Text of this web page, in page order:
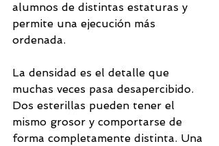
alumnos de distintas estaturas y
permite una ejecución más
ordenada.
La densidad es el detalle que
muchas veces pasa desapercibido.
Dos esterillas pueden tener el
mismo grosor y comportarse de
forma completamente distinta. Una